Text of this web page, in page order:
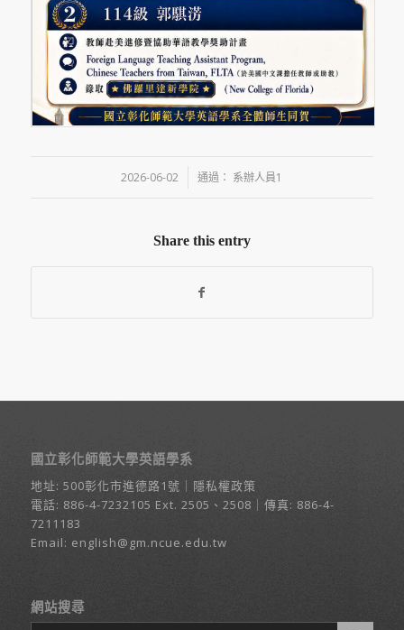
2026-06-02
/ 通過： 系辦人員1
Share this entry
國立彰化師範大學英語學系
地址: 500彰化市進德路1號
隱私權政策
電話: 886-4-7232105 Ext. 2505、2508｜傳真: 886-4-
7211183
Email: english@gm.ncue.edu.tw
網站搜尋